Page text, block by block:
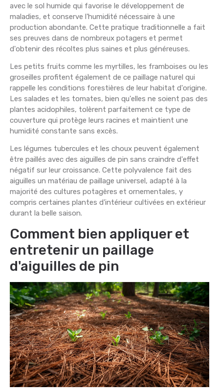
avec le sol humide qui favorise le développement de
maladies, et conserve l'humidité nécessaire à une
production abondante. Cette pratique traditionnelle a fait
ses preuves dans de nombreux potagers et permet
d'obtenir des récoltes plus saines et plus généreuses.
Les petits fruits comme les myrtilles, les framboises ou les
groseilles profitent également de ce paillage naturel qui
rappelle les conditions forestières de leur habitat d'origine.
Les salades et les tomates, bien qu'elles ne soient pas des
plantes acidophiles, tolèrent parfaitement ce type de
couverture qui protège leurs racines et maintient une
humidité constante sans excès.
Les légumes tubercules et les choux peuvent également
être paillés avec des aiguilles de pin sans craindre d'effet
négatif sur leur croissance. Cette polyvalence fait des
aiguilles un matériau de paillage universel, adapté à la
majorité des cultures potagères et ornementales, y
compris certaines plantes d'intérieur cultivées en extérieur
durant la belle saison.
Comment bien appliquer et
entretenir un paillage
d'aiguilles de pin